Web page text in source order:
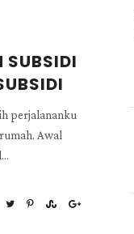
SUBSIDI
perjalananku
Awal